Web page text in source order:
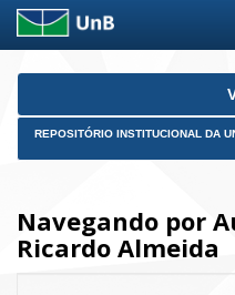
Skip
REPOSITÓRIO INSTITUCIONAL DA
Navegando por
Ricardo Almeida